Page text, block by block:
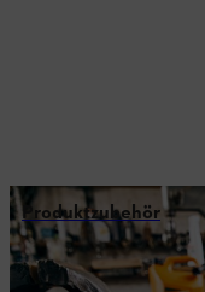
Produktzubehör